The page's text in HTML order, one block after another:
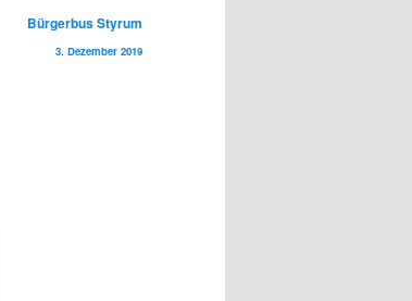
Bürgerbus Styrum
3. Dezember 2019